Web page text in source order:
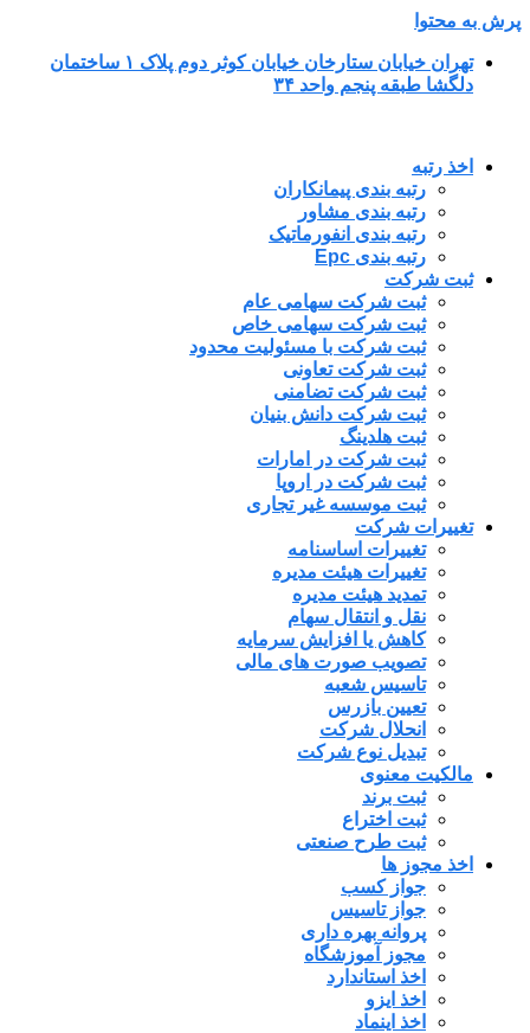
پرش به محتوا
تهران خیابان ستارخان خیابان کوثر دوم پلاک ۱ ساختمان
دلگشا طبقه پنجم واحد ۳۴
اخذ رتبه
رتبه بندی پیمانکاران
رتبه بندی مشاور
رتبه بندی انفورماتیک
رتبه بندی Epc
ثبت شرکت
ثبت شرکت سهامی عام
ثبت شرکت سهامی خاص
ثبت شرکت با مسئولیت محدود
ثبت شرکت تعاونی
ثبت شرکت تضامنی
ثبت شرکت دانش بنیان
ثبت هلدینگ
ثبت شرکت در امارات
ثبت شرکت در اروپا
ثبت موسسه غیر تجاری
تغییرات شرکت
تغییرات اساسنامه
تغییرات هیئت مدیره
تمدید هیئت مدیره
نقل و انتقال سهام
کاهش یا افزایش سرمایه
تصویب صورت های مالی
تاسیس شعبه
تعیین بازرس
انحلال شرکت
تبدیل نوع شرکت
مالکیت معنوی
ثبت برند
ثبت اختراع
ثبت طرح صنعتی
اخذ مجوز ها
جواز کسب
جواز تاسیس
پروانه بهره داری
مجوز آموزشگاه
اخذ استاندارد
اخذ ایزو
اخذ اینماد